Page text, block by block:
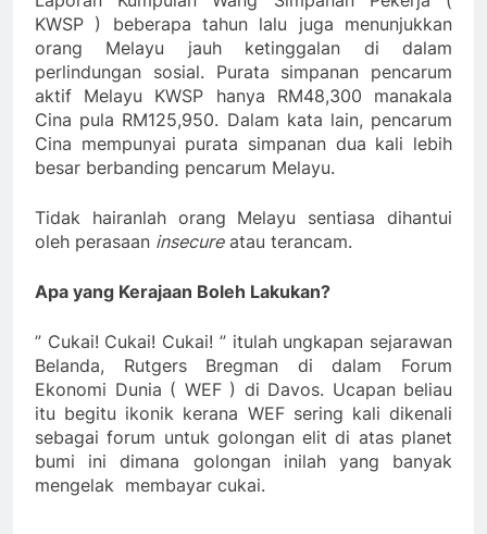
KWSP ) beberapa tahun lalu juga menunjukkan
orang Melayu jauh ketinggalan di dalam
perlindungan sosial. Purata simpanan pencarum
aktif Melayu KWSP hanya RM48,300 manakala
Cina pula RM125,950. Dalam kata lain, pencarum
Cina mempunyai purata simpanan dua kali lebih
besar berbanding pencarum Melayu.
Tidak hairanlah orang Melayu sentiasa dihantui
oleh perasaan insecureatau terancam.
Apa yang Kerajaan Boleh Lakukan?
” Cukai! Cukai! Cukai! ” itulah ungkapan sejarawan
Belanda, Rutgers Bregman di dalam Forum
Ekonomi Dunia ( WEF ) di Davos. Ucapan beliau
itu begitu ikonik kerana WEF sering kali dikenali
sebagai forum untuk golongan elit di atas planet
bumi ini dimana golongan inilah yang banyak
mengelak membayar cukai.